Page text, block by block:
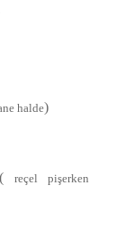
halde)
(reçel pişerken